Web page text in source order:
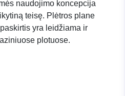
naudojimo koncepcija
teisę. Plėtros plane
yra leidžiama ir
plotuose.